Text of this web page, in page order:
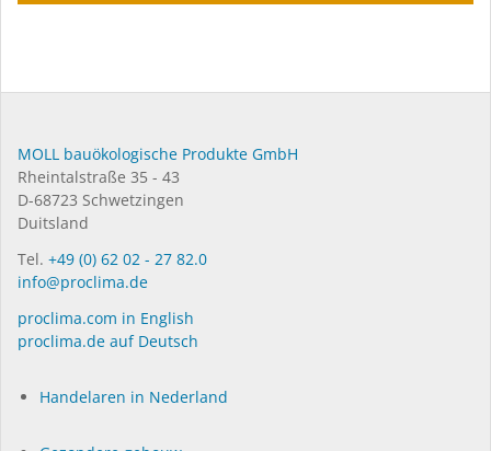
MOLL bauökologische Produkte GmbH
Rheintalstraße 35 - 43
D-68723 Schwetzingen
Duitsland
Tel. +49 (0) 62 02 - 27 82.0
info@proclima.de
proclima.com in English
proclima.de auf Deutsch
Handelaren in Nederland